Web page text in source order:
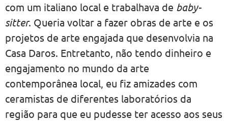
com um italiano local e trabalhava de baby-
sitter. Queria voltar a fazer obras de arte e os
projetos de arte engajada que desenvolvia na
Casa Daros. Entretanto, não tendo dinheiro e
engajamento no mundo da arte
contemporânea local, eu fiz amizades com
ceramistas de diferentes laboratórios da
região para que eu pudesse ter acesso aos seus